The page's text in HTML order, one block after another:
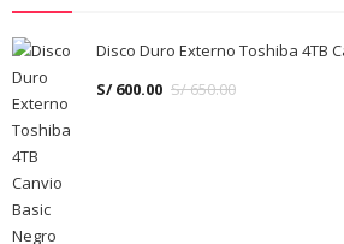
Disco Duro Externo Toshiba 4TB
S/600.00 S/650.00